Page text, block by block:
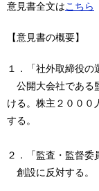
意見書全文はこちら
【意見書の概要】
１．「社外取締役の
公開大会社である
ける。株主２０００
する。
２．「監査・監督委
創設に反対する。